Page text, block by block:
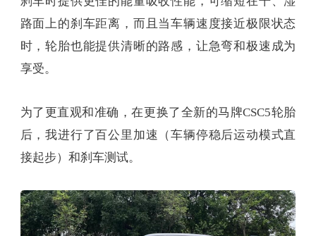
路面上的刹车距离，而且当车辆速度接近极限状态
时，轮胎也能提供清晰的路感，让急弯和极速成为
享受。
为了更直观和准确，在更换了全新的马牌CSC5轮胎
后，我进行了百公里加速（车辆停稳后运动模式直
接起步）和刹车测试。